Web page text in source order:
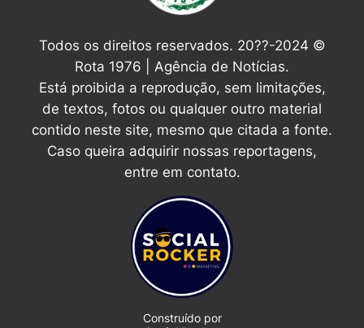
Todos os direitos reservados. 20??-2024 ©
Rota 1976 | Agência de Notícias.
Está proibida a reprodução, sem limitações,
de textos, fotos ou qualquer outro material
contido neste site, mesmo que citada a fonte.
Caso queira adquirir nossas reportagens,
entre em contato.
Construído por